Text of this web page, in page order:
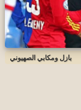
بازل ومكابي الصهيوني